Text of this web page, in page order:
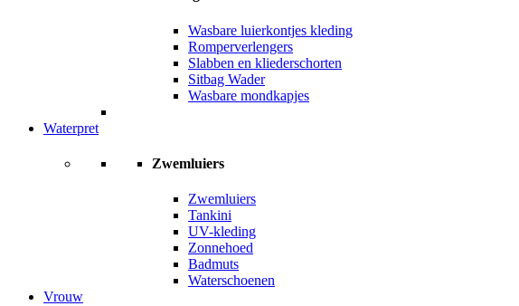
Wasbare luierkontjes kleding
Romperverlengers
Slabben en kliederschorten
Sitbag Wader
Wasbare mondkapjes
Waterpret
Zwemluiers
Zwemluiers
Tankini
UV-kleding
Zonnehoed
Badmuts
Waterschoenen
Vrouw